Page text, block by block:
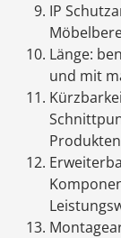
IP
Länge:
und mit
Produkten